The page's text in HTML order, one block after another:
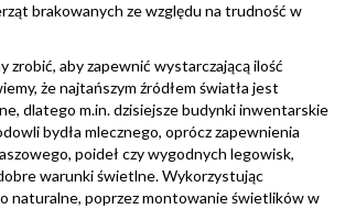
brakowanych ze względu na trudność w
zrobić, aby zapewnić wystarczającą ilość
że najtańszym źródłem światła jest
dlatego m.in. dzisiejsze budynki inwentarskie
bydła mlecznego, oprócz zapewnienia
poideł czy wygodnych legowisk,
warunki świetlne. Wykorzystując
naturalne, poprzez montowanie świetlików w